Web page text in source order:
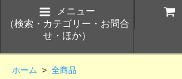
メニュー
（検索・カテゴリー・お問合
せ・ほか）
ホーム > 全商品